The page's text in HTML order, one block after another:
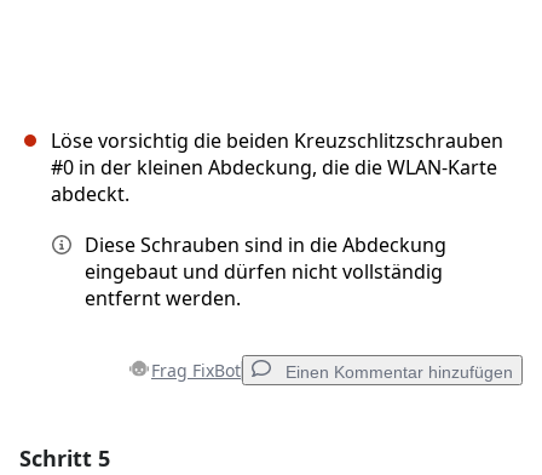
Löse vorsichtig die beiden Kreuzschlitzschrauben
#0 in der kleinen Abdeckung, die die WLAN-Karte
abdeckt.
Diese Schrauben sind in die Abdeckung
eingebaut und dürfen nicht vollständig
entfernt werden.
Frag FixBot Einen Kommentar hinzufügen
Schritt 5